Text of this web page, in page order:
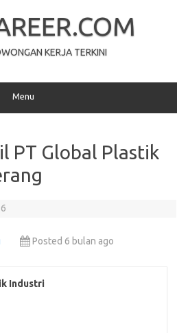
KERJA TERKINI
Menu
PT Global Plastik
Posted 6 bulan ago
Industri